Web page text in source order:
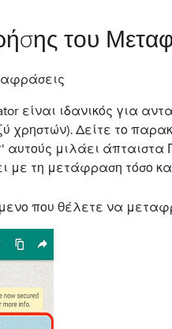
του
είναι ιδανικός για
χρηστών). Δείτε το
μιλάει άπταιστα
με τη μετάφραση τόσο
που θέλετε να